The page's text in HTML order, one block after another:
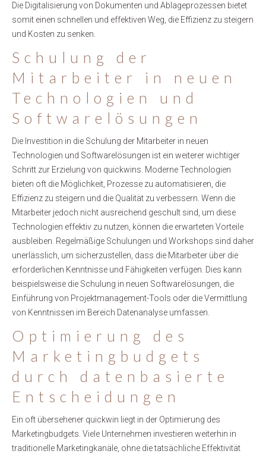
Die Digitalisierung von Dokumenten und Ablageprozessen bietet
somit einen schnellen und effektiven Weg, die Effizienz zu steigern
und Kosten zu senken.
Schulung der
Mitarbeiter in neuen
Technologien und
Softwarelösungen
Die Investition in die Schulung der Mitarbeiter in neuen
Technologien und Softwarelösungen ist ein weiterer wichtiger
Schritt zur Erzielung von quickwins. Moderne Technologien
bieten oft die Möglichkeit, Prozesse zu automatisieren, die
Effizienz zu steigern und die Qualität zu verbessern. Wenn die
Mitarbeiter jedoch nicht ausreichend geschult sind, um diese
Technologien effektiv zu nutzen, können die erwarteten Vorteile
ausbleiben. Regelmäßige Schulungen und Workshops sind daher
unerlässlich, um sicherzustellen, dass die Mitarbeiter über die
erforderlichen Kenntnisse und Fähigkeiten verfügen. Dies kann
beispielsweise die Schulung in neuen Softwarelösungen, die
Einführung von Projektmanagement-Tools oder die Vermittlung
von Kenntnissen im Bereich Datenanalyse umfassen.
Optimierung des
Marketingbudgets
durch datenbasierte
Entscheidungen
Ein oft übersehener quickwin liegt in der Optimierung des
Marketingbudgets. Viele Unternehmen investieren weiterhin in
traditionelle Marketingkanäle, ohne die tatsächliche Effektivität